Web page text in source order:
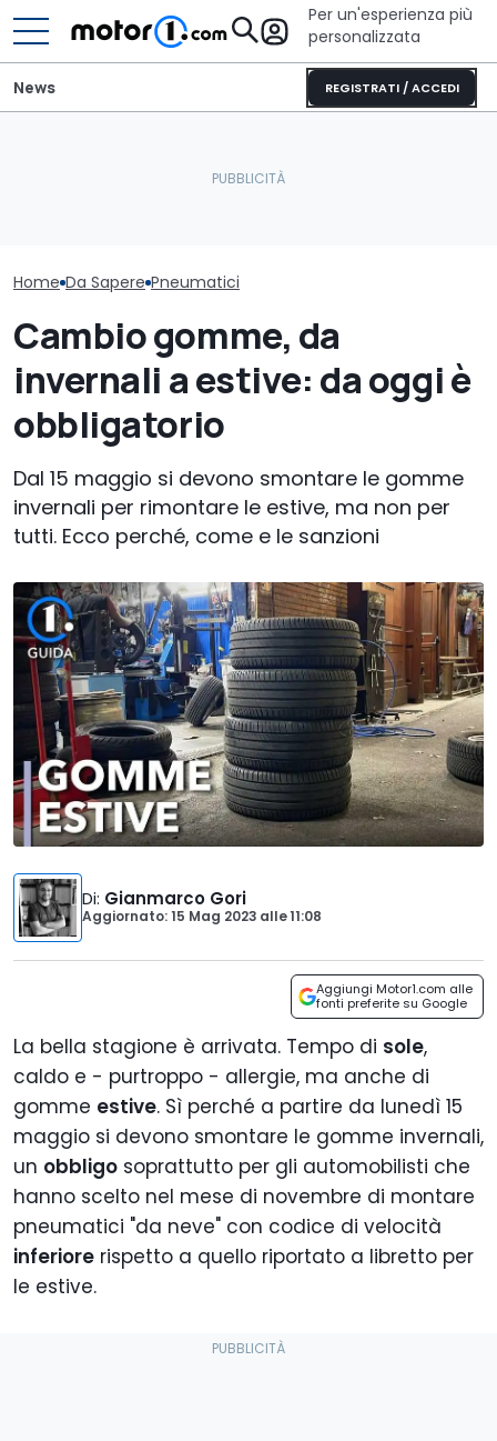
Per un'esperienza più
personalizzata
REGISTRATI / ACCEDI
News
Home Da Sapere Pneumatici
Cambio gomme, da
invernali a estive: da oggi è
obbligatorio
Dal 15 maggio si devono smontare le gomme
invernali per rimontare le estive, ma non per
tutti. Ecco perché, come e le sanzioni
Di: Gianmarco Gori
Aggiornato: 15 Mag 2023 alle11:08
Aggiungi Motor1.com alle
fonti preferite su Google
La bella stagione è arrivata. Tempo di sole,
caldo e - purtroppo - allergie, ma anche di
gomme estive. Sì perché a partire da lunedì 15
maggio si devono smontare le gomme invernali,
un obbligo soprattutto per gli automobilisti che
hanno scelto nel mese di novembre di montare
pneumatici "da neve" con codice di velocità
inferiore rispetto a quello riportato a libretto per
le estive.